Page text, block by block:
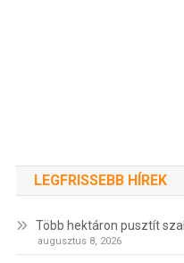
LEGFRISSEBB HÍREK
Több hektáron pusztít
augusztus 8, 2026